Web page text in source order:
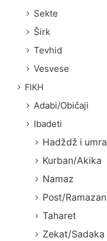
Sekte
Širk
Tevhid
Vesvese
FIKH
Adabi/Običaji
Ibadeti
Hadždž i umra
Kurban/Akika
Namaz
Post/Ramazan
Taharet
Zekat/Sadaka